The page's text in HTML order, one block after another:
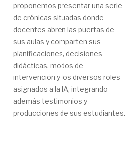
proponemos presentar una serie
de crónicas situadas donde
docentes abren las puertas de
sus aulas y comparten sus
planificaciones, decisiones
didácticas, modos de
intervención y los diversos roles
asignados a la IA, integrando
además testimonios y
producciones de sus estudiantes.